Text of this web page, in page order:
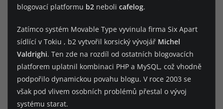
blogovací platformu b2 neboli cafelog.
Zatímco systém Movable Type vyvinula firma Six Apart
sídlící v Tokiu , b2 vytvořil korsický vývojář Michel
Valdrighi. Ten zde na rozdíl od ostatních blogovacích
platforem uplatnil kombinaci PHP a MySQL, což vhodně
podpořilo dynamickou povahu blogu. V roce 2003 se
však pod vlivem osobních problémů přestal o vývoj
systému starat.